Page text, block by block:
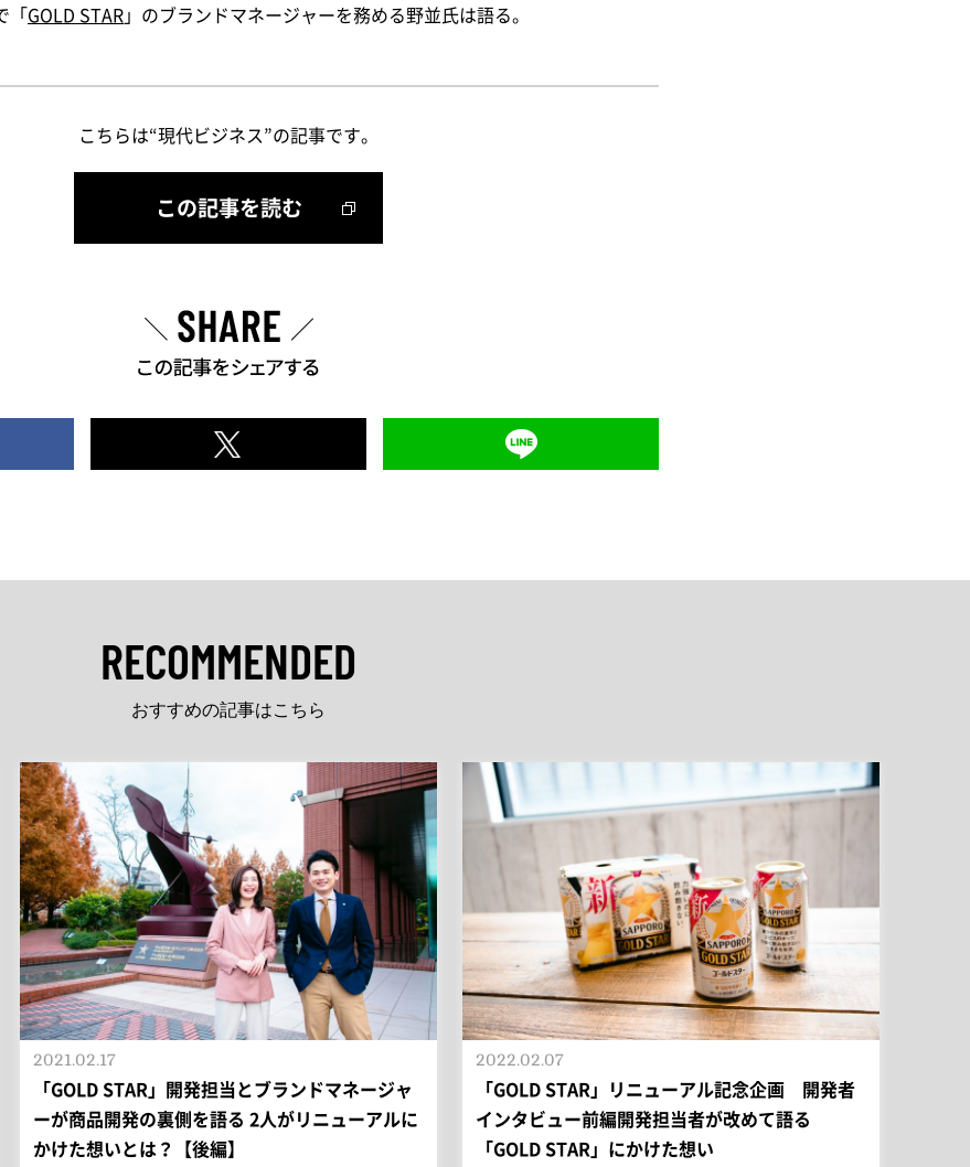
「GOLD STAR」のブランドマネージャーを務める野並氏は語る。
こちらは“現代ビジネス”の記事です。
この記事を読む
RECOMMENDED
おすすめの記事はこちら
「GOLD STAR」開発担当とブランドマネージャ
ーが商品開発の裏側を語る 2人がリニューアルに
かけた想いとは？【後編】
2021.02.17
「GOLD STAR」リニューアル記念企画 開発者
インタビュー前編開発担当者が改めて語る
「GOLD STAR」にかけた想い
2022.02.07